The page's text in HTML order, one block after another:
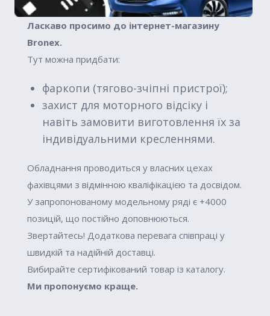
Ласкаво просимо до інтернет-магазину
Вronex.
Тут можна придбати:
фаркопи (тягово-зчіпні пристрої);
захист для моторного відсіку і
навіть замовити виготовлення їх за
індивідуальними кресленнями.
Обладнання проводиться у власних цехах
фахівцями з відмінною кваліфікацією та досвідом.
У запропонованому модельному ряді є +4000
позицій, що постійно доповнюються.
Звертайтесь! Додаткова перевага співпраці у
швидкій та надійній доставці.
Вибирайте сертифікований товар із каталогу.
Ми пропонуємо краще.